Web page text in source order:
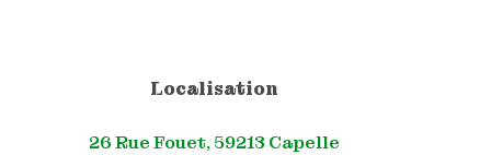
Localisation
26 Rue Fouet, 59213 Capelle